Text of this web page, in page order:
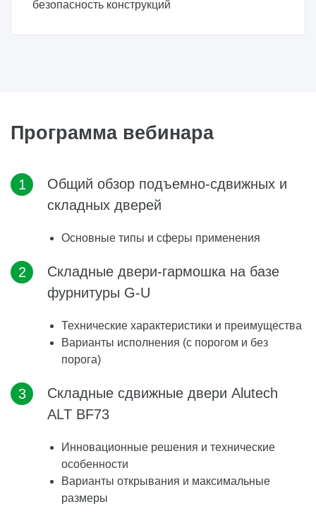
безопасность конструкций
Программа вебинара
Общий обзор подъемно-сдвижных и
складных дверей
Основные типы и сферы применения
Складные двери-гармошка на базе
фурнитуры G-U
Технические характеристики и преимущества
Варианты исполнения (с порогом и без
порога)
Складные сдвижные двери Alutech
ALT BF73
Инновационные решения и технические
особенности
Варианты открывания и максимальные
размеры